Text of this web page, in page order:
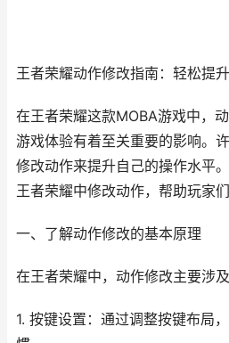
王者荣耀动作修改指南：轻松提
在王者荣耀这款MOBA游戏中，
游戏体验有着至关重要的影响。
修改动作来提升自己的操作水平
王者荣耀中修改动作，帮助玩家
一、了解动作修改的基本原理
在王者荣耀中，动作修改主要涉
1. 按键设置：通过调整按键布局